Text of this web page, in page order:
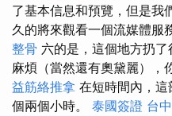
了基本信息和預覽，但是我
久的將來觀看一個流媒體服
整骨 六的是，這個地方扔
麻煩（當然還有奧黛麗），
益筋絡推拿 在短時間內，
個兩個小時。 泰國簽證 台